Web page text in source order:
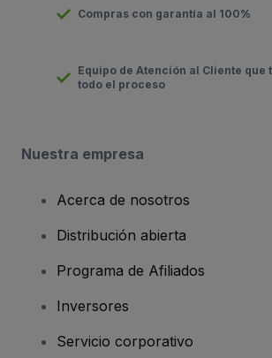
Compras con garantía al 100%
Equipo de Atención al Cliente que
todo el proceso
Nuestra empresa
Acerca de nosotros
Distribución abierta
Programa de Afiliados
Inversores
Servicio corporativo